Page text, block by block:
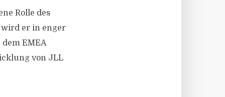
Rolle des
wird er in enger
EMEA
von JLL